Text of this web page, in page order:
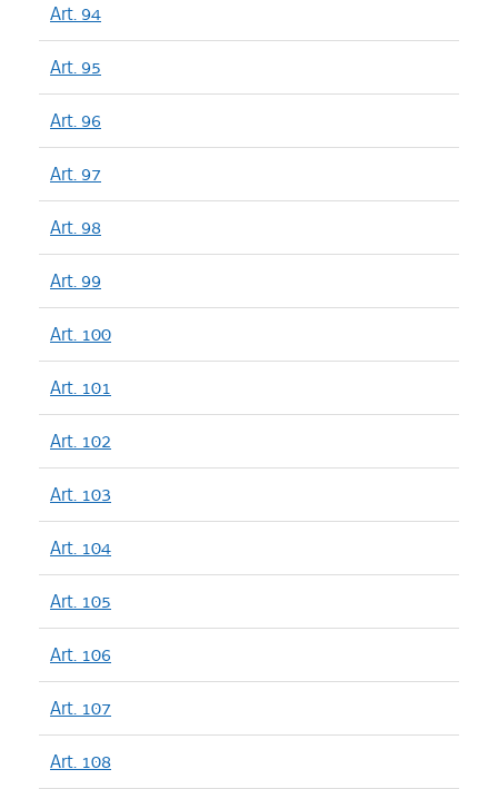
Art. 94
Art. 95
Art. 96
Art. 97
Art. 98
Art. 99
Art. 100
Art. 101
Art. 102
Art. 103
Art. 104
Art. 105
Art. 106
Art. 107
Art. 108